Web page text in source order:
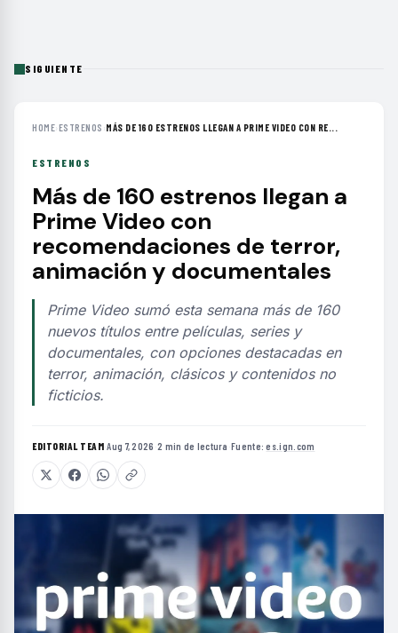
SIGUIENTE
HOME›ESTRENOS ›MÁS DE 160 ESTRENOS LLEGAN A PRIME VIDEO CON RE...
ESTRENOS
Más de 160 estrenos llegan a
Prime Video con
recomendaciones de terror,
animación y documentales
Prime Video sumó esta semana más de 160
nuevos títulos entre películas, series y
documentales, con opciones destacadas en
terror, animación, clásicos y contenidos no
ficticios.
EDITORIAL TEAM·Aug 7, 2026 ·2 min de lectura ·Fuente:es.ign.com